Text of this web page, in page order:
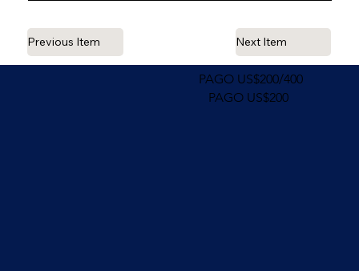
Previous Item Next Item
PAGO US$200/400
PAGO US$200